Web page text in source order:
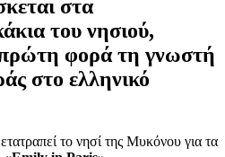
στα
του νησιού,
πρώτη φορά τη γνωστή
στο ελληνικό
το νησί της Μυκόνου για τα